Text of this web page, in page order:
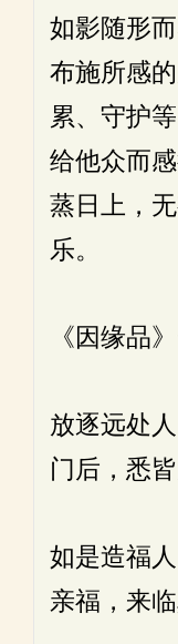
如影随形
布施所感
累、守护
给他众而
蒸日上，
乐。
《因缘品
放逐远处
门后，悉皆
如是造福
亲福，来临